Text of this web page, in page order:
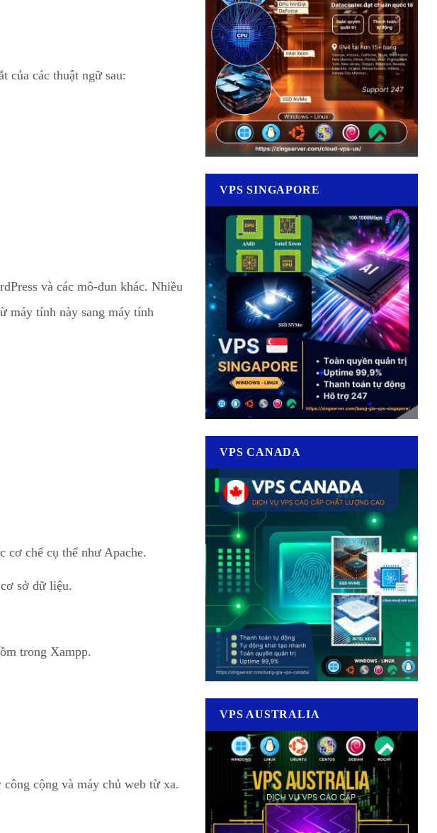
của các thuật ngữ sau:
và các mô-đun khác. Nhiều
máy tính này sang máy tính
cơ chế cụ thể như Apache.
sở dữ liệu.
trong Xampp.
cộng và máy chủ web từ xa.
VPS SINGAPORE
VPS CANADA
VPS AUSTRALIA